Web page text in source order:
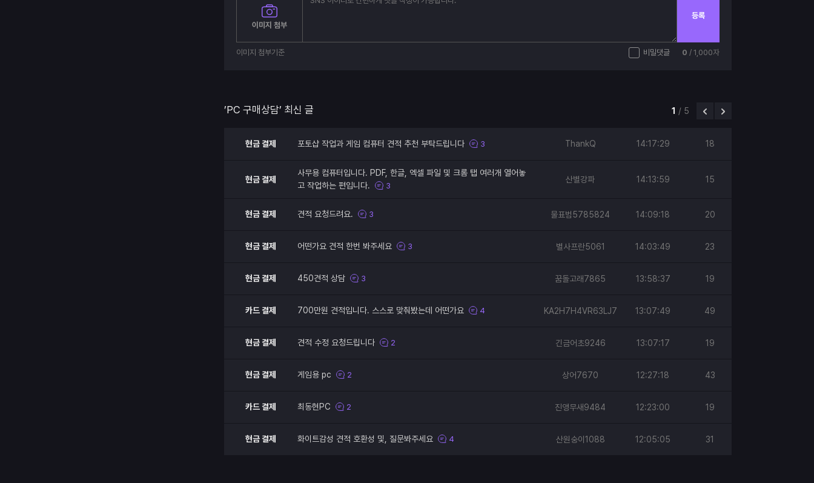
이미지 첨부
등록
이미지 첨부기준 비밀댓글 0 / 1,000자
’PC 구매상담’ 최신 글 1 / 5
현금 결제 포토샵 작업과 게임 컴퓨터 견적 추천 부탁드립니다 3 ThankQ 14:17:29 18
현금 결제
사무용 컴퓨터입니다. PDF, 한글, 엑셀 파일 및 크롬 탭 여러개 열어놓
고 작업하는 편입니다.
3
산별강파 14:13:59 15
현금 결제 견적 요청드려요. 3 물표범5785824 14:09:18 20
현금 결제 어떤가요 견적 한번 봐주세요 3 별사프란5061 14:03:49 23
현금 결제 450견적 상담 3 꿈돌고래7865 13:58:37 19
카드 결제 700만원 견적입니다. 스스로 맞춰봤는데 어떤가요 4 KA2H7H4VR63LJ7 13:07:49 49
현금 결제 견적 수정 요청드립니다 2 긴금어초9246 13:07:17 19
현금 결제 게임용 pc 2 상어7670 12:27:18 43
카드 결제 최동현PC 2 진앵무새9484 12:23:00 19
현금 결제 화이트감성 견적 호환성 및, 질문봐주세요 4 산원숭이1088 12:05:05 31